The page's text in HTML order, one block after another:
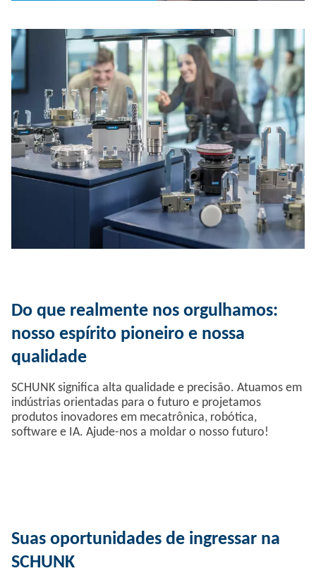
Do que realmente nos orgulhamos:
nosso espírito pioneiro e nossa
qualidade
SCHUNK significa alta qualidade e precisão. Atuamos em
indústrias orientadas para o futuro e projetamos
produtos inovadores em mecatrônica, robótica,
software e IA. Ajude-nos a moldar o nosso futuro!
Suas oportunidades de ingressar na
SCHUNK